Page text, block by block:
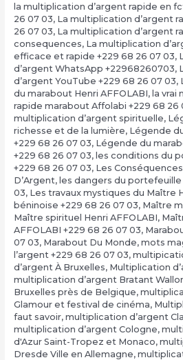
la multiplication d’argent rapide en
26 07 03, La multiplication d’argent
26 07 03, La multiplication d’argent
consequences, La multiplication
efficace et rapide +229 68 26 07 03,
d’argent WhatsApp +22968260703,
d’argent YouTube +229 68 26 07 03,
du marabout Henri AFFOLABI, la vrai
rapide marabout Affolabi +229 68 26
multiplication d’argent spirituelle,
richesse et de la lumière, Légende
+229 68 26 07 03, Légende du
+229 68 26 07 03, les conditions du
+229 68 26 07 03, Les
D’Argent, les dangers du
03, Les travaux mystiques du Maître
béninoise +229 68 26 07 03, Maître
Maître spirituel Henri AFFOLABI,
AFFOLABI +229 68 26 07 03,
07 03, Marabout Du Monde, mots
l’argent +229 68 26 07 03,
d’argent À Bruxelles, Multiplication
multiplication d’argent Bratant
Bruxelles près de Belgique,
Glamour et festival de cinéma,
faut savoir, multiplication d’argent
multiplication d’argent Cologne,
d'Azur Saint-Tropez et Monaco,
Dresde Ville en Allemagne,